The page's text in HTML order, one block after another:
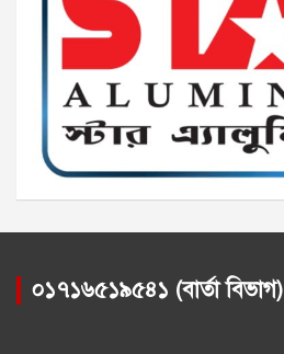
০১৭১৬৫১৯৫৪১ (বার্তা বিভাগ)